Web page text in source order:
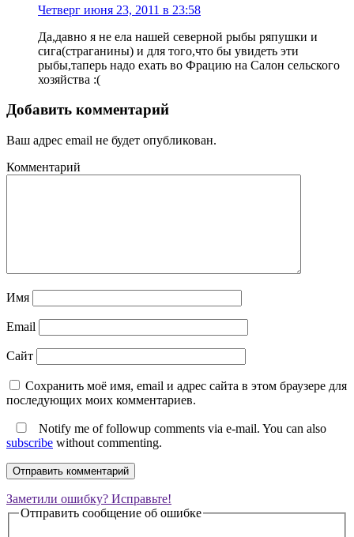
Четверг июня 23, 2011 в 23:58
Да,давно я не ела нашей северной рыбы ряпушки и
сига(страганины) и для того,что бы увидеть эти
рыбы,таперь надо ехать во Фрацию на Салон сельского
хозяйства :(
Добавить комментарий
Ваш адрес email не будет опубликован.
Комментарий
Имя
Email
Сайт
Сохранить моё имя, email и адрес сайта в этом браузере для
последующих моих комментариев.
Notify me of followup comments via e-mail. You can also
subscribe without commenting.
Заметили ошибку? Исправьте!
Отправить сообщение об ошибке